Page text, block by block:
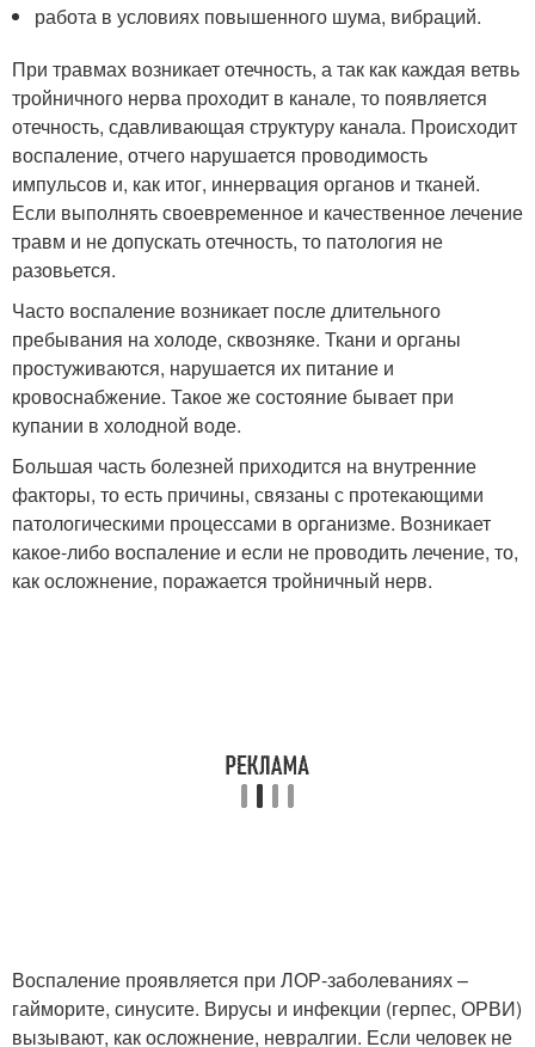
работа в условиях повышенного шума, вибраций.
При травмах возникает отечность, а так как каждая ветвь
тройничного нерва проходит в канале, то появляется
отечность, сдавливающая структуру канала. Происходит
воспаление, отчего нарушается проводимость
импульсов и, как итог, иннервация органов и тканей.
Если выполнять своевременное и качественное лечение
травм и не допускать отечность, то патология не
разовьется.
Часто воспаление возникает после длительного
пребывания на холоде, сквозняке. Ткани и органы
простуживаются, нарушается их питание и
кровоснабжение. Такое же состояние бывает при
купании в холодной воде.
Большая часть болезней приходится на внутренние
факторы, то есть причины, связаны с протекающими
патологическими процессами в организме. Возникает
какое-либо воспаление и если не проводить лечение, то,
как осложнение, поражается тройничный нерв.
Воспаление проявляется при ЛОР-заболеваниях –
гайморите, синусите. Вирусы и инфекции (герпес, ОРВИ)
вызывают, как осложнение, невралгии. Если человек не